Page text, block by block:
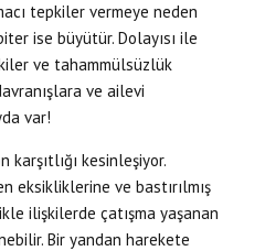
tepkiler vermeye neden
ise büyütür. Dolayısı ile
ve tahammülsüzlük
ve ailevi
var!
kesinleşiyor.
eksikliklerine ve bastırılmış
ilişkilerde çatışma yaşanan
Bir yandan harekete